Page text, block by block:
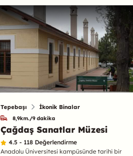
Tepebaşı İkonik Binalar
8,9km./9 dakika
Çağdaş Sanatlar Müzesi
4.5 - 118 Değerlendirme
Anadolu Üniversitesi kampüsünde tarihi bir